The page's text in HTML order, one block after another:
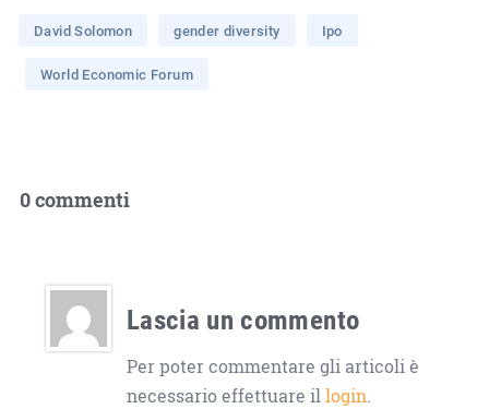
David Solomon gender diversity Ipo
World Economic Forum
0 commenti
Lascia un commento
Per poter commentare gli articoli è
necessario effettuare illogin.